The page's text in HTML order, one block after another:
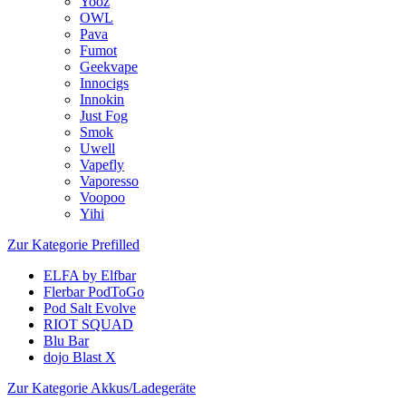
OWL
Pava
Fumot
Geekvape
Innocigs
Innokin
Just Fog
Smok
Uwell
Vapefly
Vaporesso
Voopoo
Yihi
Zur Kategorie Prefilled
ELFA by Elfbar
Flerbar PodToGo
Pod Salt Evolve
RIOT SQUAD
Blu Bar
dojo Blast X
Zur Kategorie Akkus/Ladegeräte